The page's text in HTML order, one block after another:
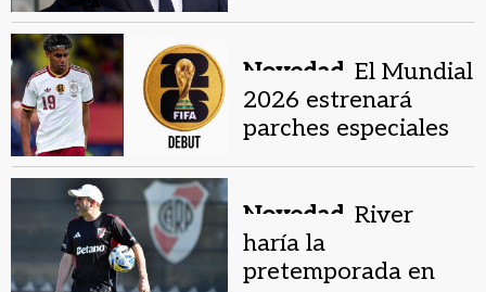
Novedad. El Mundial
2026 estrenará
parches especiales
Novedad. River
haría la
pretemporada en